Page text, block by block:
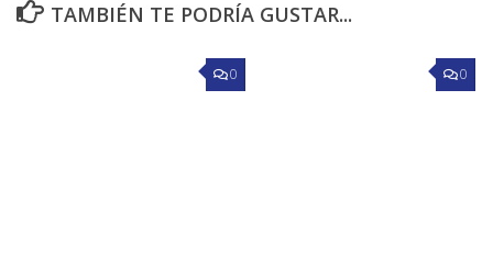
TAMBIÉN TE PODRÍA GUSTAR...
0 0